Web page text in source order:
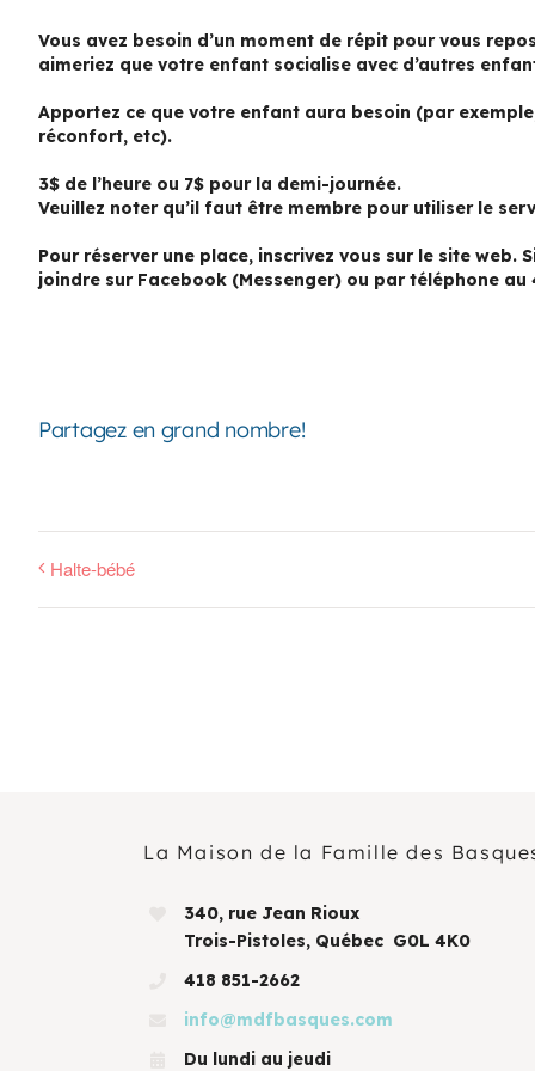
Vous avez besoin d’un moment de répit pour vous
aimeriez que votre enfant socialise avec d’autres
Apportez ce que votre enfant aura besoin (par
réconfort, etc).
3$ de l’heure ou 7$ pour la demi-journée.
Veuillez noter qu’il faut être membre pour utiliser le
Pour réserver une place, inscrivez vous sur le site web.
joindre sur Facebook (Messenger) ou par téléphone au
Partagez en grand nombre!
Halte-bébé
La Maison de la Famille des
340, rue Jean Rioux
Trois-Pistoles, Québec G0L 4K0
418 851-2662
info@mdfbasques.com
Du lundi au jeudi